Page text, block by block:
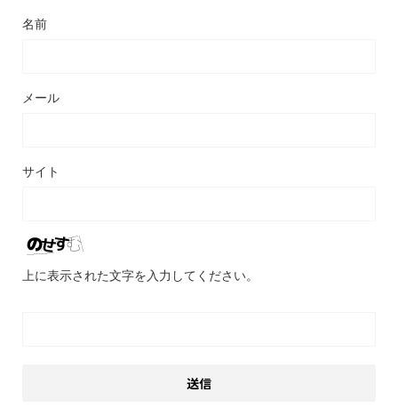
名前
メール
サイト
上に表示された文字を入力してください。